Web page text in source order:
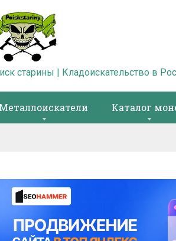
старины | Кладоискательство в
Металлоискатели Каталог